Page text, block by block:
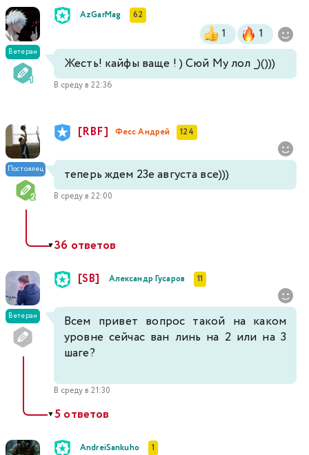
Ветеран
AzGarMag 62
1 1
Жесть! кайфы ваще ! ) Сюй Му лол _)()))
В среду в 22:36
Постоялец
[RBF] Фесс Андрей 124
теперь ждем 23е августа все)))
В среду в 22:00
▼36 ответов
Ветеран
[SB] Александр Гусаров 11
Всем привет вопрос такой на каком
уровне сейчас ван линь на 2 или на 3
шаге?
В среду в 21:30
▼5 ответов
AndreiSankuho 1